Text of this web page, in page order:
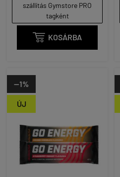
szállítás Gymstore PRO
tagként
 KOSÁRBA
ÚJ
--1%